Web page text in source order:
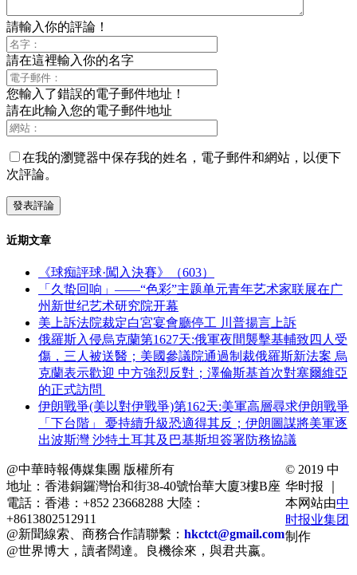
請輸入你的評論！
請在這裡輸入你的名字
您輸入了錯誤的電子郵件地址！
請在此輸入您的電子郵件地址
在我的瀏覽器中保存我的姓名，電子郵件和網站，以便下
次評論。
近期文章
《球痴評球·闖入決賽》（603）
「久蛰回响」——“色彩”主题单元青年艺术家联展在广
州新世纪艺术研究院开幕
美上訴法院裁定白宮宴會廳停工 川普揚言上訴
俄羅斯入侵烏克蘭第1627天:俄軍夜間襲擊基輔致四人受
傷，三人被送醫；美國參議院通過制裁俄羅斯新法案 烏
克蘭表示歡迎 中方強烈反對；澤倫斯基首次對塞爾維亞
的正式訪問
伊朗戰爭(美以對伊戰爭)第162天:美軍高層尋求伊朗戰爭
「下台階」 憂持續升級恐適得其反；伊朗圖謀將美軍逐
出波斯灣 沙特土耳其及巴基斯坦簽署防務協議
@中華時報傳媒集團 版權所有
地址：香港銅鑼灣怡和街38-40號怡華大廈3樓B座
電話：香港：+852 23668288 大陸：
+8613802512911
@新聞線索、商務合作請聯繫： hkctct@gmail.com
@世界博大，讀者闊達。良機徐來，與君共嬴。
© 2019 中
华时报 ｜
本网站由中
时报业集团
制作